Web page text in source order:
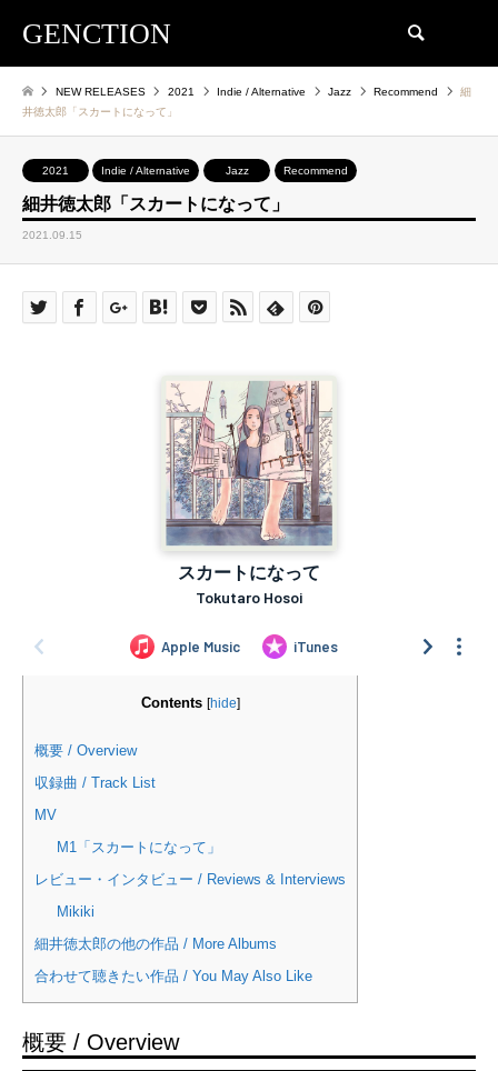
GENCTION
NEW RELEASES 2021 Indie / Alternative Jazz Recommend
細
井徳太郎「スカートになって」
2021 Indie / Alternative Jazz Recommend
細井徳太郎「スカートになって」
2021.09.15
Contents [hide]
概要 / Overview
収録曲 / Track List
MV
M1「スカートになって」
レビュー・インタビュー / Reviews & Interviews
Mikiki
細井徳太郎の他の作品 / More Albums
合わせて聴きたい作品 / You May Also Like
概要 / Overview